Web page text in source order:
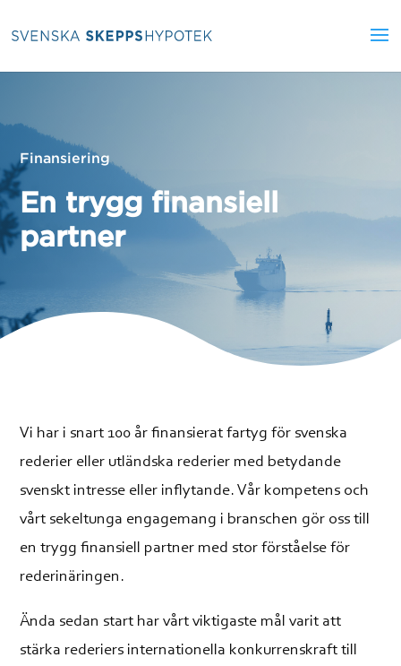
Finansiering
En trygg finansiell
partner
Vi har i snart 100 år finansierat fartyg för svenska
rederier eller utländska rederier med betydande
svenskt intresse eller inflytande. Vår kompetens och
vårt sekeltunga engagemang i branschen gör oss till
en trygg finansiell partner med stor förståelse för
rederinäringen.
Ända sedan start har vårt viktigaste mål varit att
stärka rederiers internationella konkurrenskraft till